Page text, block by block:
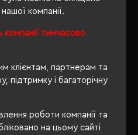
компанії.
компанії тимчасово
клієнтам, партнерам та
підтримку і багаторічну
роботи компанії та
на цьому сайті